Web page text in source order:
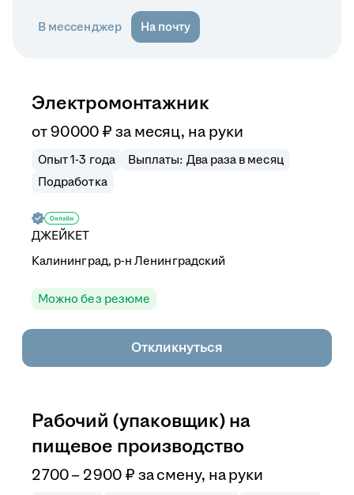
В мессенджер На почту
Электромонтажник
от90 000 ₽ за месяц, на руки
Опыт 1-3 года
Выплаты: Два раза в месяц
Подработка
ДЖЕЙКЕТ
Калининград, р-н Ленинградский
Можно без резюме
Откликнуться
Рабочий (упаковщик) на
пищевое производство
2 700– 2 900 ₽ за смену, на руки